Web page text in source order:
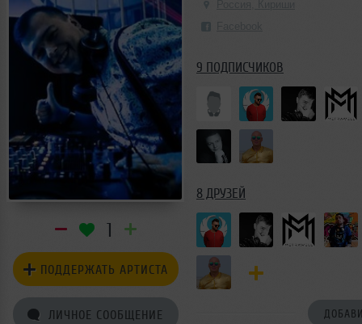
1
ПОДДЕРЖАТЬ АРТИСТА
ЛИЧНОЕ СООБЩЕНИЕ
9 ПОДПИСЧИКОВ
8 ДРУЗЕЙ